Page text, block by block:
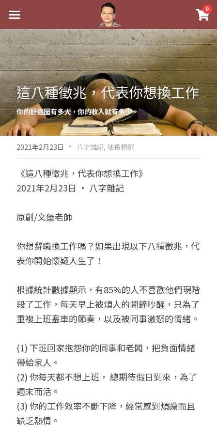
0
最新消息
關於我
實體經營
祖傳命理
手工印鑑
課程介紹
五行八字學
後天派陽宅
Blog
黃金會員專區
八字雜記
心靈成長
人氣最高
臉書生活
試閱專區
Podcast聽書
團隊訓練營
八字視頻
線上直播
線上學苑
八字初階班1
八字初階班2
八字中階班
五人實戰班
五行計算初階班
五行計算高階班
團隊訓練營
命理商城
八字完整班
科學八字推理PDF
小兒命名
我的著作
科學八字推理2
科學八字輕鬆學
輕鬆學會科學八字推理
批命預約
上課預約
常見問題
FB粉絲頁
登錄/註冊
搜索
繁體中文
support@p8zicourse.com
五行八字線上班
這八種徵兆，代表你想換工作
你的舒適圈有多大，你的收入就有多少。
2021年2月23日 · 八字雜記, 站長精選
《這八種徵兆，代表你想換工作》
2021年2月23日 · 八字雜記
原創/文堡老師
你想辭職換工作嗎？如果出現以下八種徵兆，代
表你開始懷疑人生了！
根據統計數據顯示，有85%的人不喜歡他們現階
段了工作，每天早上被煩人的鬧鐘吵醒，只為了
重複上班塞車的節奏，以及被同事激怒的情緒。
(1) 下班回家抱怨你的同事和老闆，把負面情緒
帶給家人。
(2) 你每天都不想上班， 總期待假日到來，為了
週末而活。
(3) 你的工作效率不斷下降，經常感到煩躁而且
缺乏熱情。
×
商品分類
八字線上完整班
科學八字推理PDF
《十神高階實戰錄》完整典藏版
1美元超值PDF
Podcast聽書